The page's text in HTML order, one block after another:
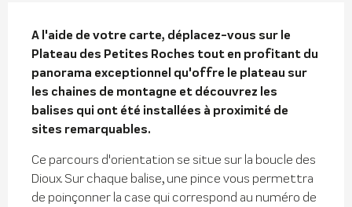
Description
A l'aide de votre carte, déplacez-vous sur le
Plateau des Petites Roches tout en profitant du
panorama exceptionnel qu'offre le plateau sur
les chaines de montagne et découvrez les
balises qui ont été installées à proximité de
sites remarquables.
Ce parcours d'orientation se situe sur la boucle des
Dioux. Sur chaque balise, une pince vous permettra
de poinçonner la case qui correspond au numéro de